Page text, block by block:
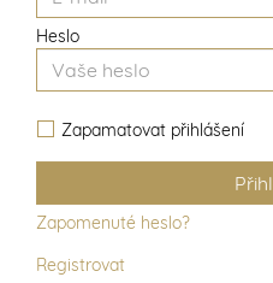
Heslo
Zapamatovat přihlášení
Zapomenuté heslo?
Registrovat